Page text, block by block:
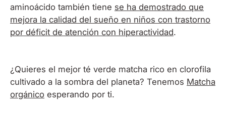
aminoácido también tiene se ha demostrado que
mejora la calidad del sueño en niños con trastorno
por déficit de atención con hiperactividad.
¿Quieres el mejor té verde matcha rico en clorofila
cultivado a la sombra del planeta? Tenemos Matcha
orgánico esperando por ti.